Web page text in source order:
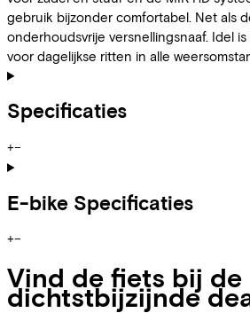
gebruik bijzonder comfortabel. Net als
onderhoudsvrije versnellingsnaaf. Idel
voor dagelijkse ritten in alle
Specificaties
+−
E-bike Specificaties
+−
Vind de fiets bij de
dichtstbijzijnde